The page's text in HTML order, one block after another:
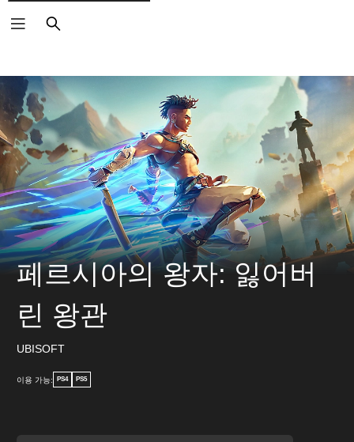
검
색
페르시아의 왕자: 잃어버
린 왕관
UBISOFT
이용 가능: PS4 PS5